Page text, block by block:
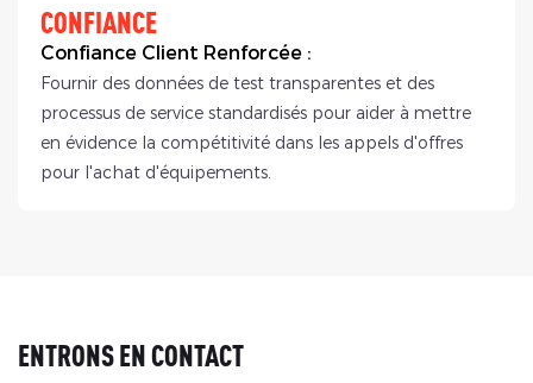
CONFIANCE
Confiance Client Renforcée :
Fournir des données de test transparentes et des
processus de service standardisés pour aider à mettre
en évidence la compétitivité dans les appels d'offres
pour l'achat d'équipements.
ENTRONS EN CONTACT